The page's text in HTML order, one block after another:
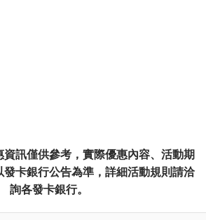
訊僅供參考，實際優惠內容、活動期
卡銀行公告為準，詳細活動規則請洽
詢各發卡銀行。